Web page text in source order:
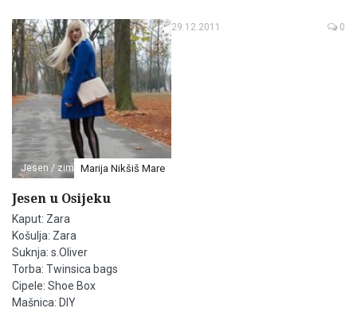
Jesen / zima Marija Nikšiš Mare
29.12.2011 0
Jesen u Osijeku
Kaput: Zara
Košulja: Zara
Suknja: s.Oliver
Torba: Twinsica bags
Cipele: Shoe Box
Mašnica: DIY